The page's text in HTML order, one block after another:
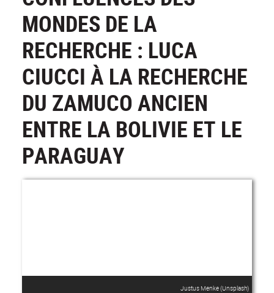
MONDES DE LA
RECHERCHE : LUCA
CIUCCI À LA RECHERCHE
DU ZAMUCO ANCIEN
ENTRE LA BOLIVIE ET LE
PARAGUAY
Justus Menke (Unsplash)